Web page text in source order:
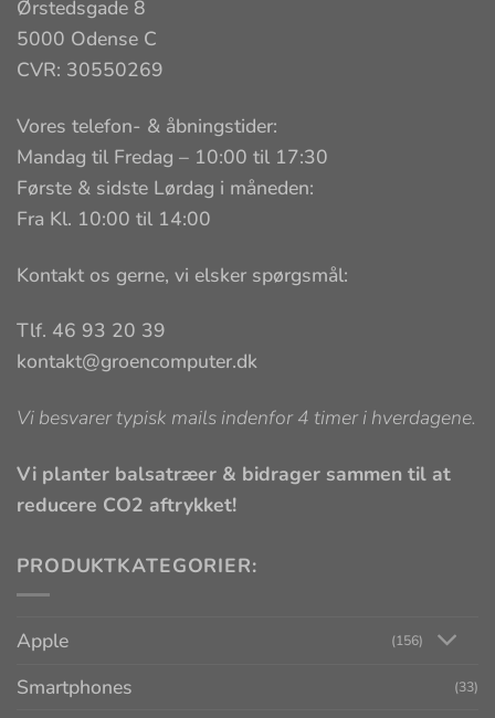
Ørstedsgade 8
5000 Odense C
CVR: 30550269
Vores telefon- & åbningstider:
Mandag til Fredag – 10:00 til 17:30
Første & sidste Lørdag i måneden:
Fra Kl. 10:00 til 14:00
Kontakt os gerne, vi elsker spørgsmål:
Tlf. 46 93 20 39
kontakt@groencomputer.dk
Vi besvarer typisk mails indenfor 4 timer i hverdagene.
Vi planter balsatræer & bidrager sammen til at
reducere CO2 aftrykket!
PRODUKTKATEGORIER:
Apple (156)
Smartphones (33)